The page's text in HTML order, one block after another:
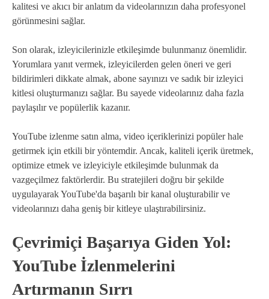
kalitesi ve akıcı bir anlatım da videolarınızın daha profesyonel
görünmesini sağlar.
Son olarak, izleyicilerinizle etkileşimde bulunmanız önemlidir.
Yorumlara yanıt vermek, izleyicilerden gelen öneri ve geri
bildirimleri dikkate almak, abone sayınızı ve sadık bir izleyici
kitlesi oluşturmanızı sağlar. Bu sayede videolarınız daha fazla
paylaşılır ve popülerlik kazanır.
YouTube izlenme satın alma, video içeriklerinizi popüler hale
getirmek için etkili bir yöntemdir. Ancak, kaliteli içerik üretmek,
optimize etmek ve izleyiciyle etkileşimde bulunmak da
vazgeçilmez faktörlerdir. Bu stratejileri doğru bir şekilde
uygulayarak YouTube'da başarılı bir kanal oluşturabilir ve
videolarınızı daha geniş bir kitleye ulaştırabilirsiniz.
Çevrimiçi Başarıya Giden Yol:
YouTube İzlenmelerini
Artırmanın Sırrı